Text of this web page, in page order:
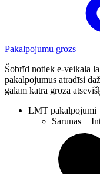
Pakalpojumu grozs
Šobrīd notiek e-veikala
pakalpojumus atradīsi
galam katrā grozā
LMT pakalpojumi
Sarunas +